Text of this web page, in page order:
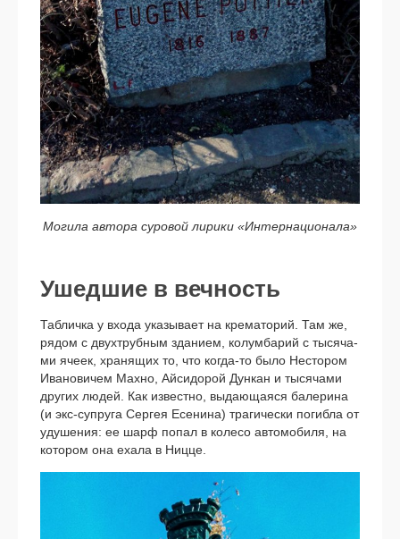
Могила авто­ра суро­вой лири­ки «Интернационала»
Ушедшие в вечность
Табличка у вхо­да ука­зы­ва­ет на кре­ма­то­рий. Там же,
рядом с двух­труб­ным зда­ни­ем, колум­ба­рий с тыся­ча­
ми яче­ек, хра­ня­щих то, что когда-то было Нестором
Ивановичем Махно, Айсидорой Дункан и тыся­ча­ми
дру­гих людей. Как извест­но, выда­ю­ща­я­ся бале­ри­на
(и экс-супруга Сергея Есенина) тра­ги­че­ски погиб­ла от
уду­ше­ния: ее шарф попал в коле­со авто­мо­би­ля, на
кото­ром она еха­ла в Ницце.